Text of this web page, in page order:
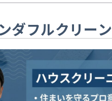
ダフルクリーン